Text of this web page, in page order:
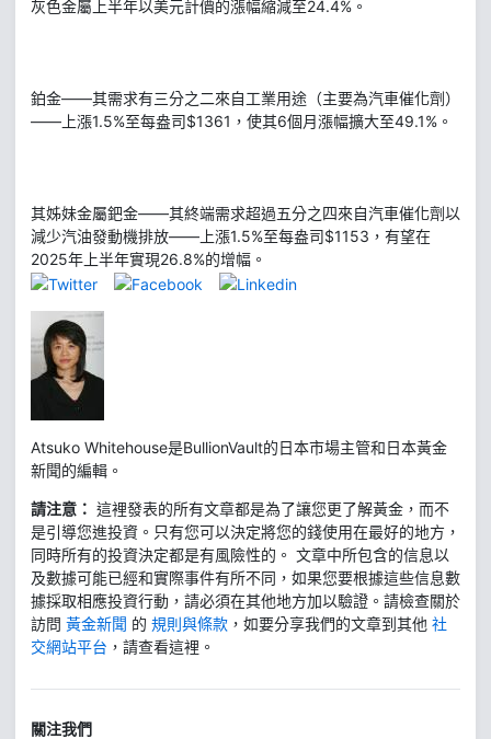
灰色金屬上半年以美元計價的漲幅縮減至24.4%。
鉑金——其需求有三分之二來自工業用途（主要為汽車催化劑）
——上漲1.5%至每盎司$1361，使其6個月漲幅擴大至49.1%。
其姊妹金屬鈀金——其終端需求超過五分之四來自汽車催化劑以
減少汽油發動機排放——上漲1.5%至每盎司$1153，有望在
2025年上半年實現26.8%的增幅。
Atsuko Whitehouse是BullionVault的日本市場主管和日本黃金
新聞的編輯。
請注意： 這裡發表的所有文章都是為了讓您更了解黃金，而不
是引導您進投資。只有您可以決定將您的錢使用在最好的地方，
同時所有的投資決定都是有風險性的。 文章中所包含的信息以
及數據可能已經和實際事件有所不同，如果您要根據這些信息數
據採取相應投資行動，請必須在其他地方加以驗證。請檢查關於
訪問 黃金新聞 的 規則與條款 ，如要分享我們的文章到其他 社
交網站平台 ，請查看這裡。
關注我們